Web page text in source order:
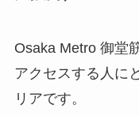
Osaka Metro 御堂
アクセスする人に
リアです。